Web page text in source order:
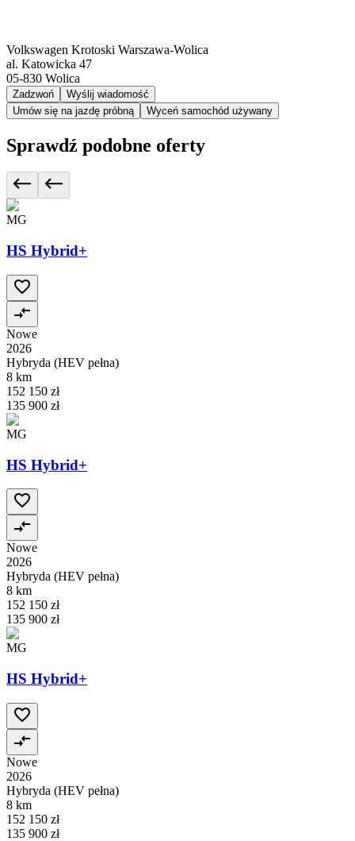
Volkswagen Krotoski Warszawa-Wolica
al. Katowicka 47
05-830 Wolica
Zadzwoń
Wyślij wiadomość
Umów się na jazdę próbną
Wyceń samochód używany
Sprawdź podobne oferty
MG
HS Hybrid+
Nowe
2026
Hybryda (HEV pełna)
8 km
152 150 zł
135 900 zł
MG
HS Hybrid+
Nowe
2026
Hybryda (HEV pełna)
8 km
152 150 zł
135 900 zł
MG
HS Hybrid+
Nowe
2026
Hybryda (HEV pełna)
8 km
152 150 zł
135 900 zł